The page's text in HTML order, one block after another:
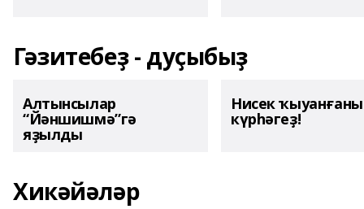
Гәзитебеҙ - дуҫыбыҙ
Алтынсылар
“Йәншишмә”гә
яҙылды
Нисек
күрһәгеҙ!
Хикәйәләр